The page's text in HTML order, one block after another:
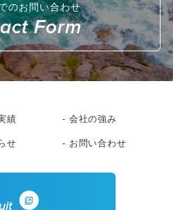
のお問い合わせ
Form
績 - 会社の強み
せ - お問い合わせ